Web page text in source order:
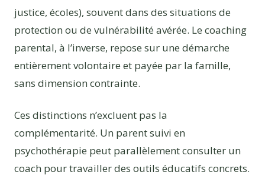
justice, écoles), souvent dans des situations de
protection ou de vulnérabilité avérée. Le coaching
parental, à l’inverse, repose sur une démarche
entièrement volontaire et payée par la famille,
sans dimension contrainte.
Ces distinctions n’excluent pas la
complémentarité. Un parent suivi en
psychothérapie peut parallèlement consulter un
coach pour travailler des outils éducatifs concrets.